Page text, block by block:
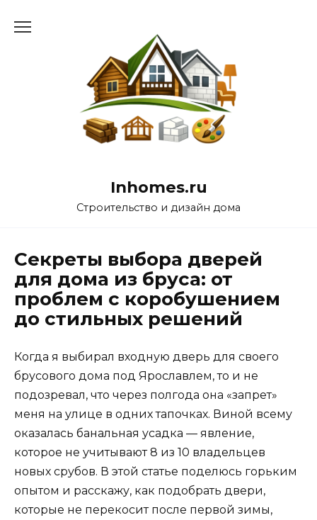
Inhomes.ru
Строительство и дизайн дома
Секреты выбора дверей
для дома из бруса: от
проблем с коробушением
до стильных решений
Когда я выбирал входную дверь для своего
брусового дома под Ярославлем, то и не
подозревал, что через полгода она «запрет»
меня на улице в одних тапочках. Виной всему
оказалась банальная усадка — явление,
которое не учитывают 8 из 10 владельцев
новых срубов. В этой статье поделюсь горьким
опытом и расскажу, как подобрать двери,
которые не перекосит после первой зимы,